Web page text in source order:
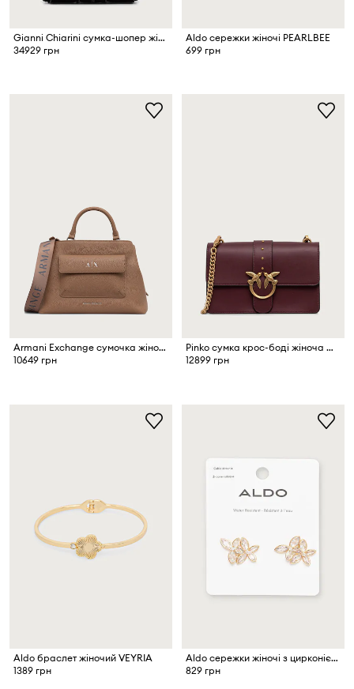
Gianni Chiarini сумка-шопер жіноча замшева DUA
34929 грн
Aldo сережки жіночі PEARLBEE
699 грн
Armani Exchange сумочка жіноча зі штучної шкіри
10649 грн
Pinko сумка крос-боді жіноча шкіряна
12899 грн
Aldo браслет жіночий VEYRIA
1389 грн
Aldo сережки жіночі з цирконієм LUNAFLY
829 грн